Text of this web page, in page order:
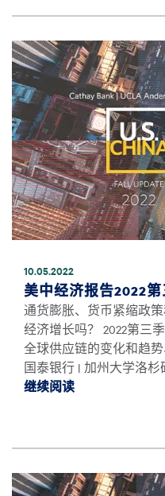
图像
10.05.2022
美中经济报告2022
通货膨胀、货币紧缩政
经济增长吗？ 2022第三
全球供应链的变化和趋
国泰银行 | 加州大学洛
继续阅读继续阅读美中
图像